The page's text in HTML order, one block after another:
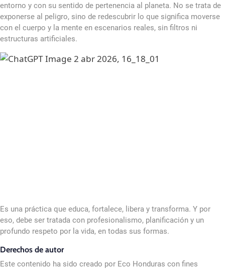
entorno y con su sentido de pertenencia al planeta. No se trata de
exponerse al peligro, sino de redescubrir lo que significa moverse
con el cuerpo y la mente en escenarios reales, sin filtros ni
estructuras artificiales.
Es una práctica que educa, fortalece, libera y transforma. Y por
eso, debe ser tratada con profesionalismo, planificación y un
profundo respeto por la vida, en todas sus formas.
Derechos de autor
Este contenido ha sido creado por Eco Honduras con fines